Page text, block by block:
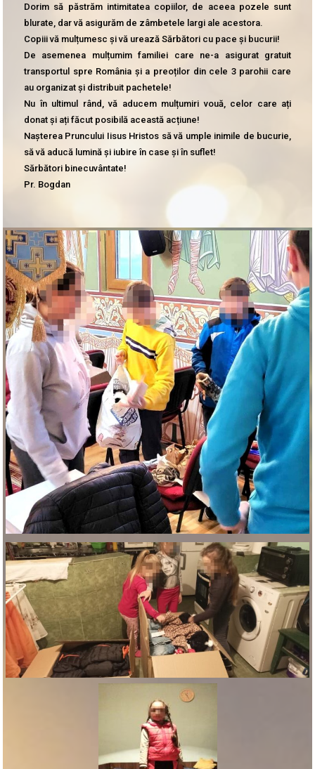
Dorim să păstrăm intimitatea copiilor, de aceea pozele sunt
blurate, dar vă asigurăm de zâmbetele largi ale acestora.
Copiii vă mulțumesc și vă urează Sărbători cu pace și bucurii!
De asemenea mulțumim familiei care ne-a asigurat gratuit
transportul spre România și a preoților din cele 3 parohii care
au organizat și distribuit pachetele!
Nu în ultimul rând, vă aducem mulțumiri vouă, celor care ați
donat și ați făcut posibilă această acțiune!
Nașterea Pruncului Iisus Hristos să vă umple inimile de bucurie,
să vă aducă lumină și iubire în case și în suflet!
Sărbători binecuvântate!
Pr. Bogdan